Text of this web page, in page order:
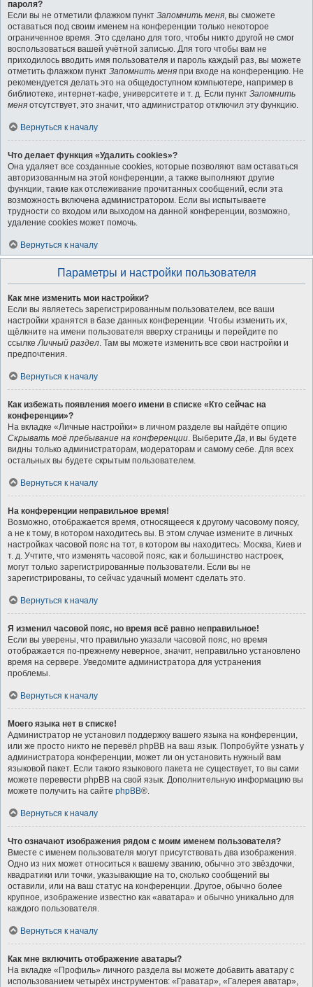
пароля?
Если вы не отметили флажком пункт Запомнить меня, вы сможете
оставаться под своим именем на конференции только некоторое
ограниченное время. Это сделано для того, чтобы никто другой не смог
воспользоваться вашей учётной записью. Для того чтобы вам не
приходилось вводить имя пользователя и пароль каждый раз, вы можете
отметить флажком пункт Запомнить меня при входе на конференцию. Не
рекомендуется делать это на общедоступном компьютере, например в
библиотеке, интернет-кафе, университете и т. д. Если пункт Запомнить
меня отсутствует, это значит, что администратор отключил эту функцию.
Вернуться к началу
Что делает функция «Удалить cookies»?
Она удаляет все созданные cookies, которые позволяют вам оставаться
авторизованным на этой конференции, а также выполняют другие
функции, такие как отслеживание прочитанных сообщений, если эта
возможность включена администратором. Если вы испытываете
трудности со входом или выходом на данной конференции, возможно,
удаление cookies может помочь.
Вернуться к началу
Параметры и настройки пользователя
Как мне изменить мои настройки?
Если вы являетесь зарегистрированным пользователем, все ваши
настройки хранятся в базе данных конференции. Чтобы изменить их,
щёлкните на имени пользователя вверху страницы и перейдите по
ссылкеЛичный раздел. Там вы можете изменить все свои настройки и
предпочтения.
Вернуться к началу
Как избежать появления моего имени в списке «Кто сейчас на
конференции»?
На вкладке «Личные настройки» в личном разделе вы найдёте опцию
Скрывать моё пребывание на конференции. ВыберитеДа, и вы будете
видны только администраторам, модераторам и самому себе. Для всех
остальных вы будете скрытым пользователем.
Вернуться к началу
На конференции неправильное время!
Возможно, отображается время, относящееся к другому часовому поясу,
а не к тому, в котором находитесь вы. В этом случае измените в личных
настройках часовой пояс на тот, в котором вы находитесь: Москва, Киев и
т. д. Учтите, что изменять часовой пояс, как и большинство настроек,
могут только зарегистрированные пользователи. Если вы не
зарегистрированы, то сейчас удачный момент сделать это.
Вернуться к началу
Я изменил часовой пояс, но время всё равно неправильное!
Если вы уверены, что правильно указали часовой пояс, но время
отображается по-прежнему неверное, значит, неправильно установлено
время на сервере. Уведомите администратора для устранения
проблемы.
Вернуться к началу
Моего языка нет в списке!
Администратор не установил поддержку вашего языка на конференции,
или же просто никто не перевёл phpBB на ваш язык. Попробуйте узнать у
администратора конференции, может ли он установить нужный вам
языковой пакет. Если такого языкового пакета не существует, то вы сами
можете перевести phpBB на свой язык. Дополнительную информацию вы
можете получить на сайте phpBB®.
Вернуться к началу
Что означают изображения рядом с моим именем пользователя?
Вместе с именем пользователя могут присутствовать два изображения.
Одно из них может относиться к вашему званию, обычно это звёздочки,
квадратики или точки, указывающие на то, сколько сообщений вы
оставили, или на ваш статус на конференции. Другое, обычно более
крупное, изображение известно как «аватара» и обычно уникально для
каждого пользователя.
Вернуться к началу
Как мне включить отображение аватары?
На вкладке «Профиль» личного раздела вы можете добавить аватару с
использованием четырёх инструментов: «Граватар», «Галерея аватар»,